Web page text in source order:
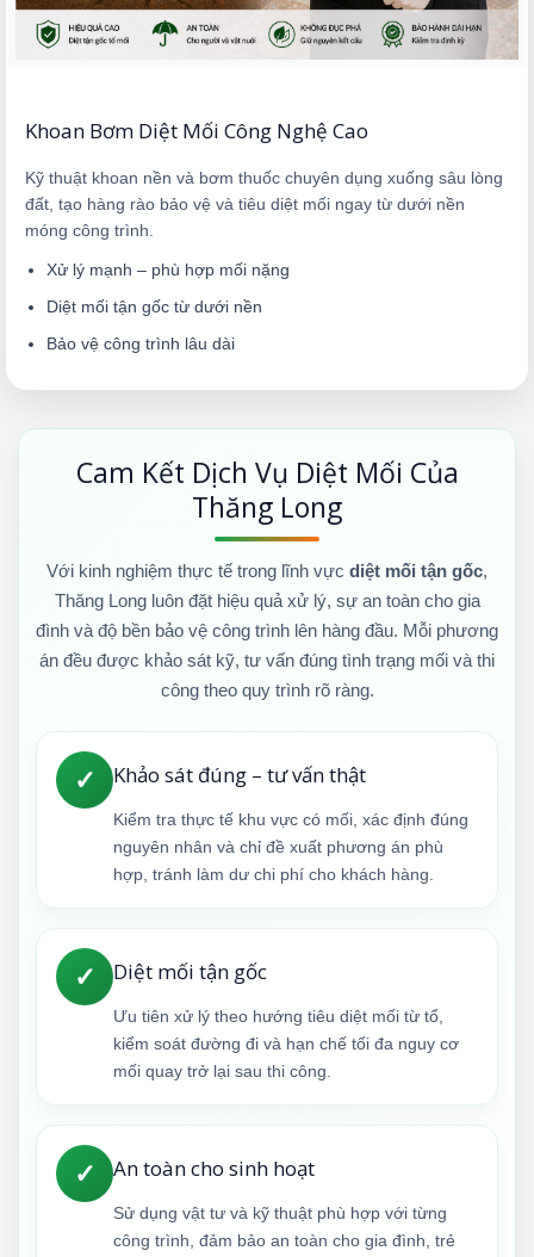
Khoan Bơm Diệt Mối Công Nghệ Cao
Kỹ thuật khoan nền và bơm thuốc chuyên dụng xuống sâu lòng
đất, tạo hàng rào bảo vệ và tiêu diệt mối ngay từ dưới nền
móng công trình.
Xử lý mạnh – phù hợp mối nặng
Diệt mối tận gốc từ dưới nền
Bảo vệ công trình lâu dài
Cam Kết Dịch Vụ Diệt Mối Của
Thăng Long
Với kinh nghiệm thực tế trong lĩnh vực diệt mối tận gốc,
Thăng Long luôn đặt hiệu quả xử lý, sự an toàn cho gia
đình và độ bền bảo vệ công trình lên hàng đầu. Mỗi phương
án đều được khảo sát kỹ, tư vấn đúng tình trạng mối và thi
công theo quy trình rõ ràng.
✓ Khảo sát đúng – tư vấn thật
Kiểm tra thực tế khu vực có mối, xác định đúng
nguyên nhân và chỉ đề xuất phương án phù
hợp, tránh làm dư chi phí cho khách hàng.
✓ Diệt mối tận gốc
Ưu tiên xử lý theo hướng tiêu diệt mối từ tổ,
kiểm soát đường đi và hạn chế tối đa nguy cơ
mối quay trở lại sau thi công.
✓ An toàn cho sinh hoạt
Sử dụng vật tư và kỹ thuật phù hợp với từng
công trình, đảm bảo an toàn cho gia đình, trẻ